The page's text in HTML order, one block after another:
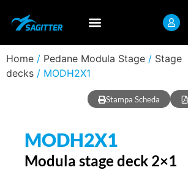
Home / Pedane Modula Stage / Stage
decks / MODH2X1
Stampa Scheda
MODH2X1
Modula stage deck 2×1